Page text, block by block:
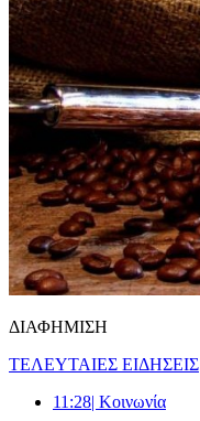
ΔΙΑΦΗΜΙΣΗ
ΤΕΛΕΥΤΑΙΕΣ ΕΙΔΗΣΕΙΣ
11:28| Κοινωνία